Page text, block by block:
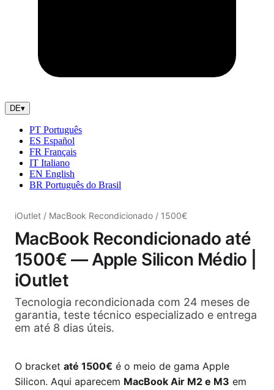
DE▾
PT Português
ES Español
FR Français
IT Italiano
EN English
BR Português do Brasil
iOutlet / MacBook Recondicionado / 1500€
MacBook Recondicionado até
1500€ — Apple Silicon Médio |
iOutlet
Tecnologia recondicionada com 24 meses de
garantia, teste técnico especializado e entrega
em até 8 dias úteis.
O bracket até 1500€ é o meio de gama Apple
Silicon. Aqui aparecem MacBook Air M2 e M3 em